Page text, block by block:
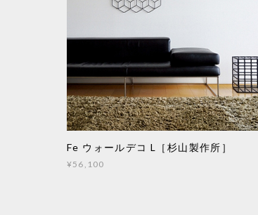
Fe ウォールデコ L［杉山製作所］
¥56,100